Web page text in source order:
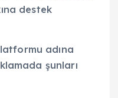
destek
adına
şunları